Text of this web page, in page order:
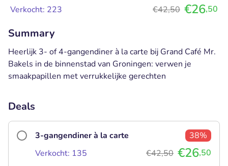
Verkocht: 223 €42,50 €26,50
Summary
Heerlijk 3- of 4-gangendiner à la carte bij Grand Café Mr.
Bakels in de binnenstad van Groningen: verwen je
smaakpapillen met verrukkelijke gerechten
Deals
3-gangendiner à la carte
38%
Verkocht: 135
€42,50 €26,50